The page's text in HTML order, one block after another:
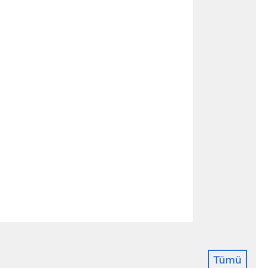
Tümü